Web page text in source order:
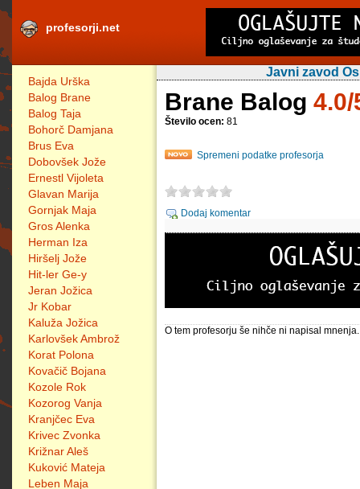
profesorji.net
Bajda Urška
Balog Brane
Balog Taja
Bohorč Damjana
Brus Eva
Dobovšek Jože
Ernestl Vijoleta
Glavan Marija
Gornjak Maja
Gros Alenka
Herman Iza
Hiršelj Jože
Hit-ler Ge-y
Jeran Jožica
Jr Kobar
Kaluža Jožica
Karlovšek Ambrož
Korat Polona
Kovačič Bojana
Kozole Rok
Kozorog Vanja
Kranjčec Eva
Krivec Zvonka
Križnar Aleš
Kuković Mateja
Leben Maja
Javni zavod
Brane Balog 4.0/
Število ocen: 81
Spremeni podatke profesorja
Dodaj komentar
O tem profesorju še nihče ni napisal mnenja.